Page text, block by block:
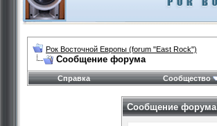
Рок Восточной Европы (forum "East Rock")
Сообщение форума
Справка Сообщество
Сообщение форума